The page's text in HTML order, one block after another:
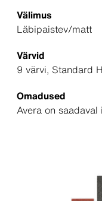
Välimus
Läbipaistev/matt
Värvid
9 värvi, Standard
Omadused
Avera on